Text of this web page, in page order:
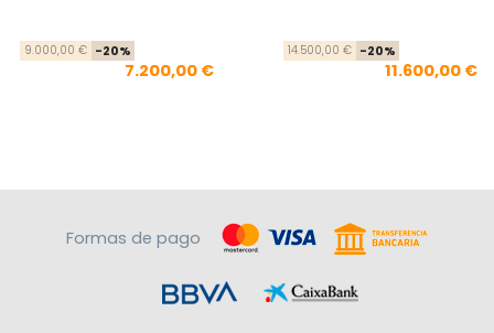
Precio base
9.000,00 € -20%
7.200,00 €
14.500,00 € -20%
11.600,00 €
Formas de pago